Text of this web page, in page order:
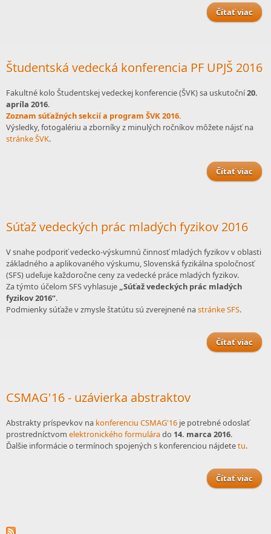
Čítať viac
Študentská vedecká konferencia PF UPJŠ 2016
Fakultné kolo Študentskej vedeckej konferencie (ŠVK) sa uskutoční20.
apríla 2016.
Zoznam súťažných sekcií a program ŠVK 2016.
Výsledky, fotogalériu a zborníky z minulých ročníkov môžete nájsť na
stránke ŠVK.
Čítať viac
Súťaž vedeckých prác mladých fyzikov 2016
V snahe podporiť vedecko-výskumnú činnosť mladých fyzikov v oblasti
základného a aplikovaného výskumu, Slovenská fyzikálna spoločnosť
(SFS) udeľuje každoročne ceny za vedecké práce mladých fyzikov.
Za týmto účelom SFS vyhlasuje „Súťaž vedeckých prác mladých
fyzikov 2016“.
Podmienky súťaže v zmysle štatútu sú zverejnené na stránke SFS.
Čítať viac
CSMAG'16 - uzávierka abstraktov
Abstrakty príspevkov na konferenciu CSMAG'16 je potrebné odoslať
prostredníctvom elektronického formulárado 14. marca 2016.
Ďalšie informácie o termínoch spojených s konferenciou nájdetetu.
Čítať viac